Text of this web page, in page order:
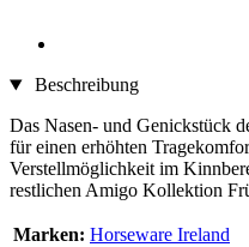
Beschreibung
Das Nasen- und Genickstück
für einen erhöhten
Verstellmöglichkeit im
restlichen Amigo Kollektion
Marken: Horseware Ireland